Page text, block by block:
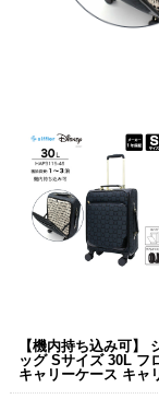
【機内持ち込み可】
ッグ Sサイズ 30L フ
キャリーケース キャ